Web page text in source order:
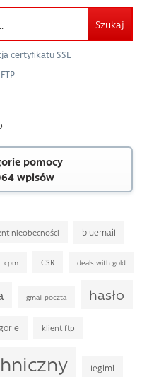
Szukaj
certyfikatu SSL
pomocy
wpisów
nieobecności bluemail
cpm CSR deals with gold
gmail poczta hasło
klient ftp
legimi